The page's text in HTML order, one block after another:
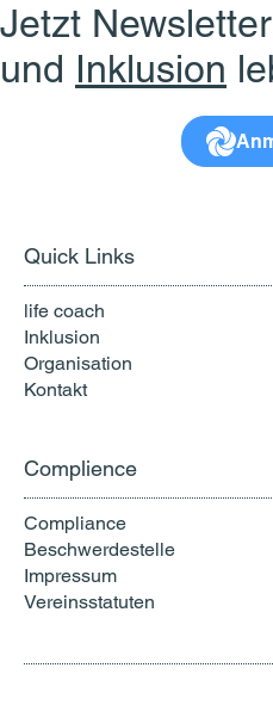
Jetzt
und Inklusion
Quick Links
life coach
Inklusion
Organisation
Kontakt
Complience
Compliance
Beschwerdestelle
Impressum
Vereinsstatuten